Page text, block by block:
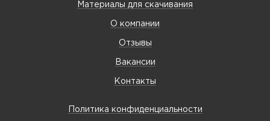
Материалы для скачивания
О компании
Отзывы
Вакансии
Контакты
Политика конфиденциальности